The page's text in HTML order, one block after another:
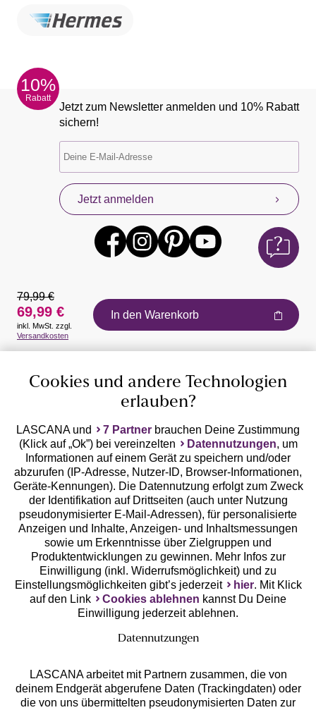
10%
Rabatt
Jetzt zum Newsletter anmelden und 10% Rabatt
sichern!
Jetzt anmelden
Auszeichnungen
Geprüfte Sicherheit
Unsere Apps
Services
79,99 €
69,99 €
inkl. MwSt. zzgl.
Versandkosten
In den Warenkorb
Cookies und andere Technologien
erlauben?
LASCANA und 7 Partner brauchen Deine Zustimmung
(Klick auf „Ok”) bei vereinzelten
Datennutzungen, um
Informationen auf einem Gerät zu speichern und/oder
abzurufen (IP-Adresse, Nutzer-ID, Browser-Informationen,
Geräte-Kennungen). Die Datennutzung erfolgt zum Zweck
der Identifikation auf Drittseiten (auch unter Nutzung
pseudonymisierter E-Mail-Adressen), für personalisierte
Anzeigen und Inhalte, Anzeigen- und Inhaltsmessungen
sowie um Erkenntnisse über Zielgruppen und
Produktentwicklungen zu gewinnen. Mehr Infos zur
Einwilligung (inkl. Widerrufsmöglichkeit) und zu
Einstellungsmöglichkeiten gibt’s jederzeit
hier. Mit Klick
auf den Link
Cookies ablehnen kannst Du Deine
Einwilligung jederzeit ablehnen.
Datennutzungen
LASCANA arbeitet mit Partnern zusammen, die von
deinem Endgerät abgerufene Daten (Trackingdaten) oder
die von uns übermittelten pseudonymisierten Daten zur